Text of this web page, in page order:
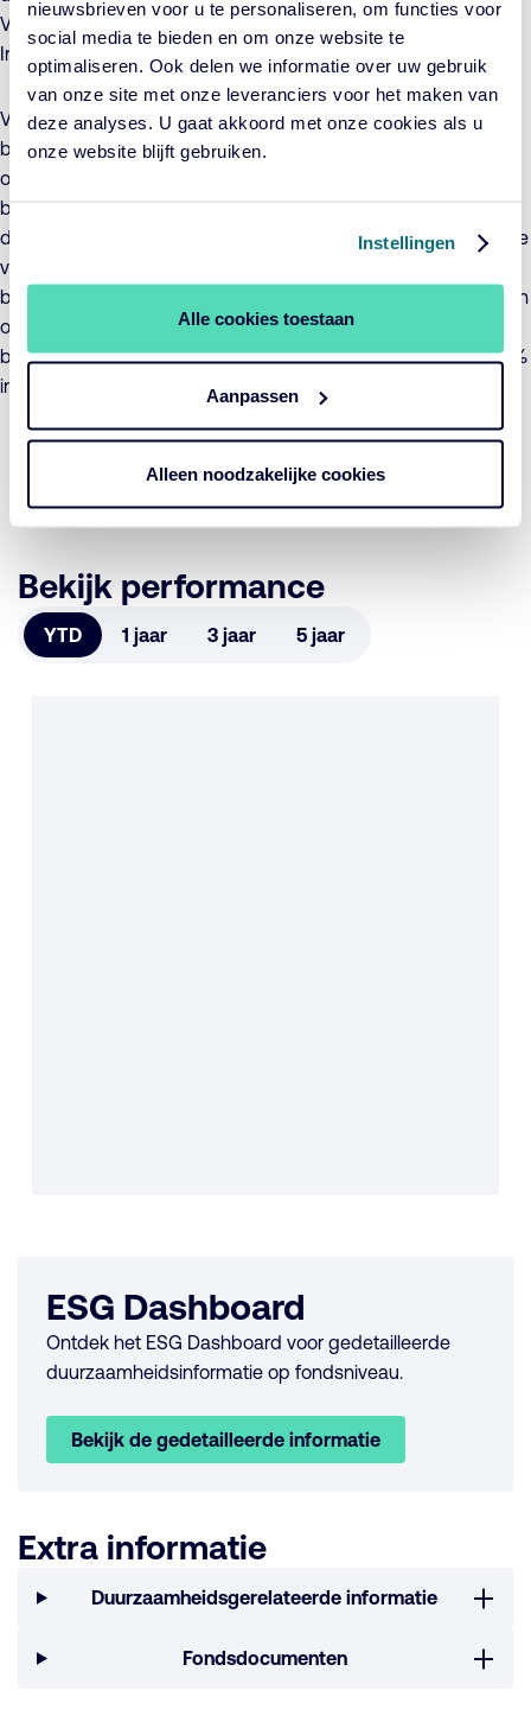
nieuwsbrieven voor u te personaliseren, om functies voor
social media te bieden en om onze website te
optimaliseren. Ook delen we informatie over uw gebruik
van onze site met onze leveranciers voor het maken van
deze analyses. U gaat akkoord met onze cookies als u
onze website blijft gebruiken.
Instellingen
Alle cookies toestaan
Aanpassen
Alleen noodzakelijke cookies
Voor participatieklasse IC Europe Equity ESG Index Fund – C1
Inc EUR wordt het valutarisico niet afgedekt.
Voor het fonds zijn concrete duurzame
beleggingsdoelstellingen geformuleerd waaraan
ondernemingen bewust en aantoonbaar een positieve
bijdrage moeten leveren en die er voor moeten zorgen dat
duurzaamheidsrisico’s afdoende worden beheerst. De waarde
van de beleggingen in het fonds kan als gevolg van het
beleggingsbeleid sterk fluctueren, zowel in absolute zin als ten
opzichte van de Index. Het fonds neemt de ICBE-
beleggingsrestricties in acht en belegt niet voor meer dan 10%
in instellingen voor collectieve belegging in effecten.
10,94% NA NA
Benchmark
10,94% NA NA NA
Bekijk performance
YTD 1 jaar 3 jaar 5 jaar
ESG Dashboard
Ontdek het ESG Dashboard voor gedetailleerde
duurzaamheidsinformatie op fondsniveau.
Bekijk de gedetailleerde informatie
Extra informatie
Duurzaamheidsgerelateerde informatie
Fondsdocumenten